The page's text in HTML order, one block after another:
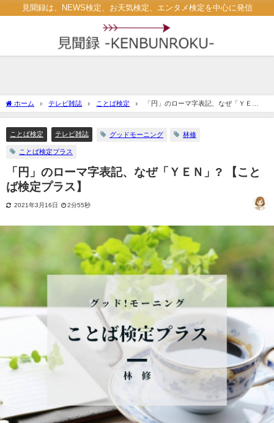
見聞録は、NEWS検定、お天気検定、エンタメ検定を中心に発信
ホーム テレビ雑誌 ことば検定
「円」のローマ字表記、なぜ「ＹＥ
Ｎ」? 【ことば検定プラス】
ことば検定 テレビ雑誌 グッドモーニング 林修
ことば検定プラス
「円」のローマ字表記、なぜ「ＹＥＮ」? 【こと
ば検定プラス】
2021年3月16日 2分55秒